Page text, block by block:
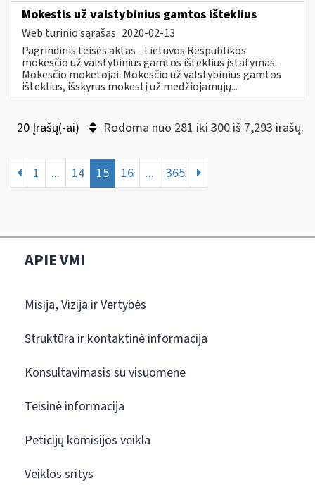
Mokestis už valstybinius gamtos išteklius
Web turinio sąrašas 2020-02-13
Pagrindinis teisės aktas - Lietuvos Respublikos
mokesčio už valstybinius gamtos išteklius įstatymas.
Mokesčio mokėtojai: Mokesčio už valstybinius gamtos
išteklius, išskyrus mokestį už medžiojamųjų...
20 Įrašų(-ai) Rodoma nuo 281 iki 300 iš 7,293 irašų.
1 ... 14 15 16 ... 365
APIE VMI
Misija, Vizija ir Vertybės
Struktūra ir kontaktinė informacija
Konsultavimasis su visuomene
Teisinė informacija
Peticijų komisijos veikla
Veiklos sritys